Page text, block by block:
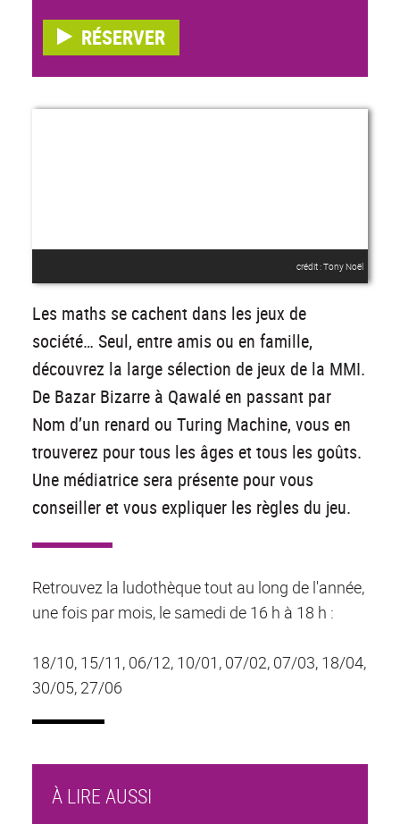
RÉSERVER
crédit : Tony Noël
Les maths se cachent dans les jeux de
société… Seul, entre amis ou en famille,
découvrez la large sélection de jeux de la MMI.
De Bazar Bizarre à Qawalé en passant par
Nom d’un renard ou Turing Machine, vous en
trouverez pour tous les âges et tous les goûts.
Une médiatrice sera présente pour vous
conseiller et vous expliquer les règles du jeu.
Retrouvez la ludothèque tout au long de l'année,
une fois par mois, le samedi de 16 h à 18 h :
18/10, 15/11, 06/12, 10/01, 07/02, 07/03, 18/04,
30/05, 27/06
À LIRE AUSSI